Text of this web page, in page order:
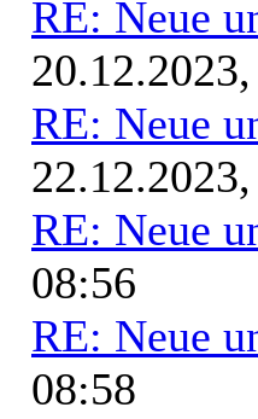
RE: Neue
RE: Neue
RE: Neue
08:56
RE: Neue
08:58